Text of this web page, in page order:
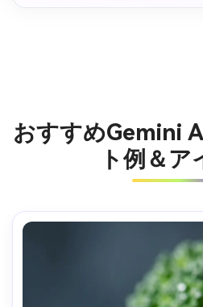
おすすめGemini
ト例＆ア